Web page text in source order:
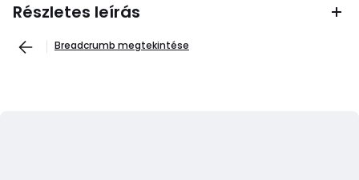
Részletes leírás
Breadcrumb megtekintése